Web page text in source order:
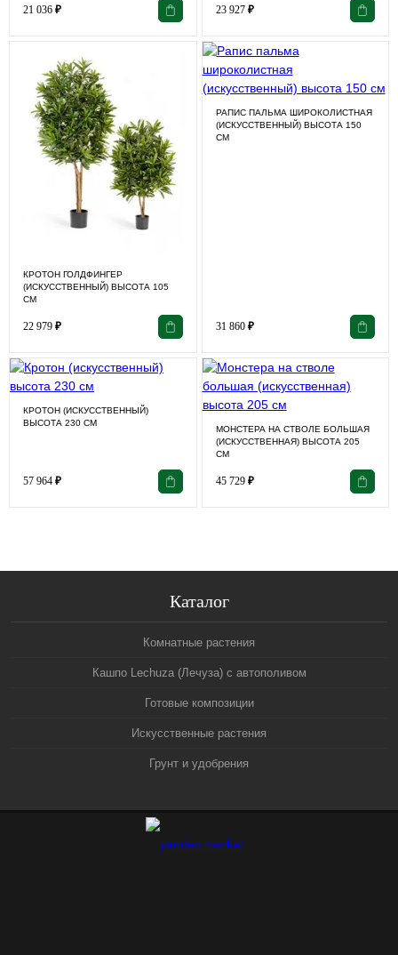
21 036 ₽ 23 927 ₽
КРОТОН ГОЛДФИНГЕР
(ИСКУССТВЕННЫЙ) ВЫСОТА 105
СМ
22 979 ₽
РАПИС ПАЛЬМА ШИРОКОЛИСТНАЯ
(ИСКУССТВЕННЫЙ) ВЫСОТА 150
СМ
31 860 ₽
КРОТОН (ИСКУССТВЕННЫЙ)
ВЫСОТА 230 СМ
57 964 ₽
МОНСТЕРА НА СТВОЛЕ БОЛЬШАЯ
(ИСКУССТВЕННАЯ) ВЫСОТА 205
СМ
45 729 ₽
Каталог
Комнатные растения
Кашпо Lechuza (Лечуза) с автополивом
Готовые композиции
Искусственные растения
Грунт и удобрения